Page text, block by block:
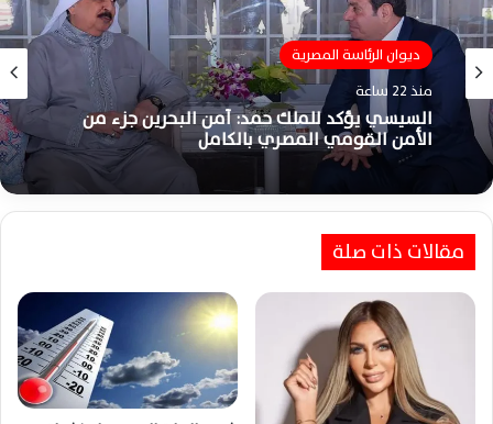
ديوان الرئاسة المصرية
منذ 22 ساعة
السيسي يؤكد للملك حمد: أمن البحرين جزء من
الأمن القومي المصري بالكامل
مقالات ذات صلة